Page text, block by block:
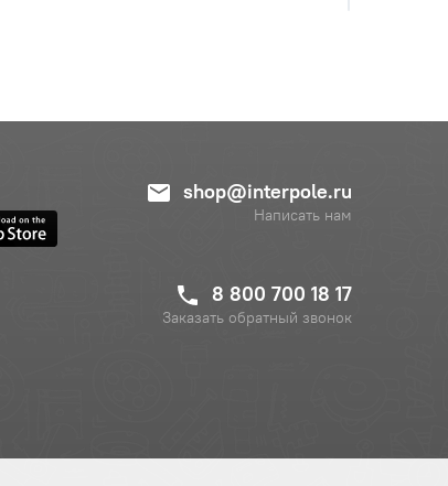
shop@interpole.ru
Написать нам
8 800 700 18 17
Заказать обратный звонок